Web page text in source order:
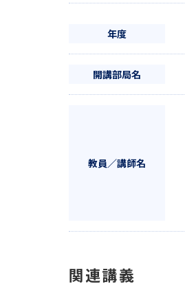
年度
開講部局名
教員／講師名
関連講義